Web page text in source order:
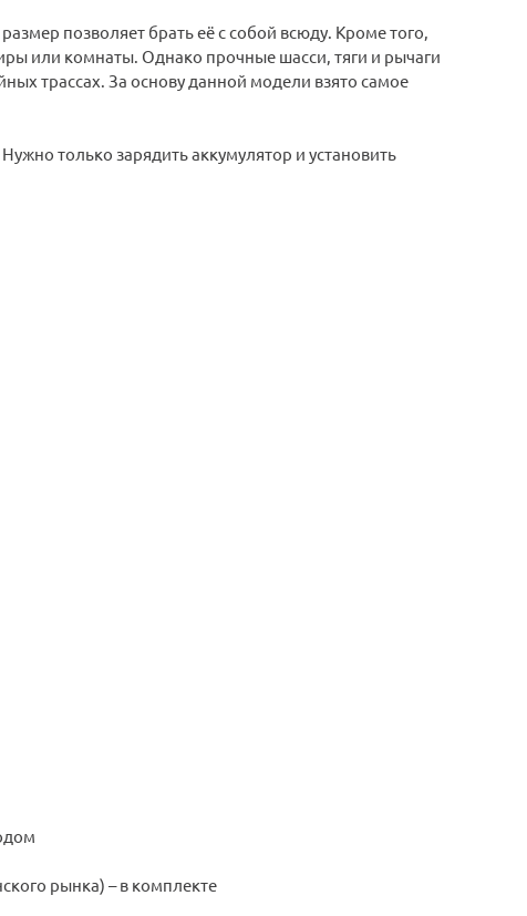
позволяет брать её с собой всюду. Кроме того,
или комнаты. Однако прочные шасси, тяги и рычаги
трассах. За основу данной модели взято самое
только зарядить аккумулятор и установить
рынка) – в комплекте